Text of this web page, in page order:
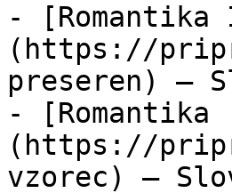
- [Romantika
(https://
preseren) —
-
(https://
vzorec) —